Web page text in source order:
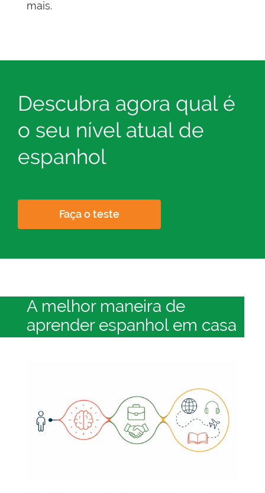
mais.
Descubra agora qual é
o seu nível atual de
espanhol
Faça o teste
A melhor maneira de
aprender espanhol em casa